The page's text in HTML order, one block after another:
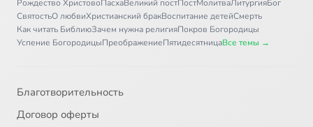
Рождество ХристовоПасхаВеликий постПостМолитваЛитургияБог
СвятостьО любвиХристианский бракВоспитание детейСмерть
Как читать БиблиюЗачем нужна религияПокров Богородицы
Успение БогородицыПреображениеПятидесятницаВсе темы →
Благотворительность
Договор оферты